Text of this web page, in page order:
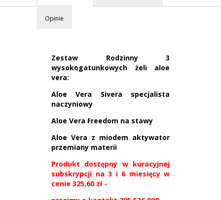
Opinie
Zestaw Rodzinny 3
wysokogatunkowych żeli aloe
vera:
Aloe Vera Sivera specjalista
naczyniowy
Aloe Vera Freedom na stawy
Aloe Vera z miodem aktywator
przemiany materii
Produkt dostępny w kuracyjnej
subskrypcji na 3 i 6 miesięcy w
cenie 325,60 zł -